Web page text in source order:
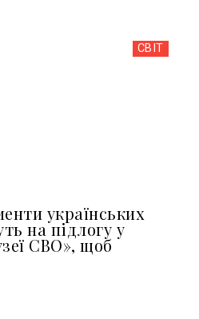
СВІТ
українських
на підлогу у
СВО», щоб